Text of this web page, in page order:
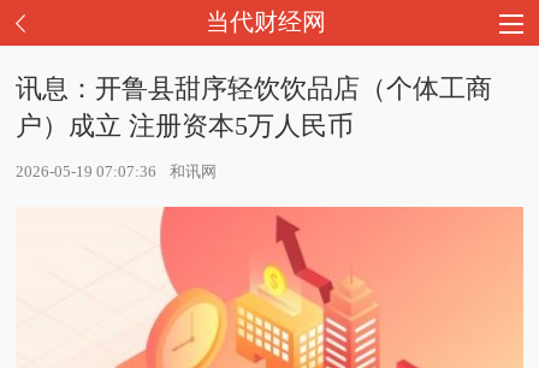
当代财经网
讯息：开鲁县甜序轻饮饮品店（个体工商
户）成立 注册资本5万人民币
2026-05-19 07:07:36 和讯网